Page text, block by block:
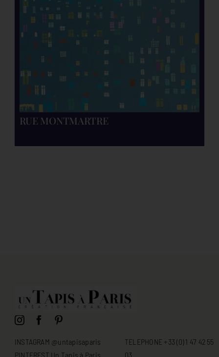
RUE MONTMARTRE
INSTAGRAM @untapisaparis
PINTEREST Un Tapis à Paris
TELEPHONE +33 (0) 1 47 42 55
03